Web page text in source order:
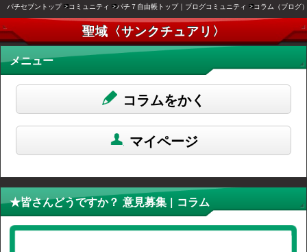
パチセブントップ コミュニティ パチ７自由帳トップ｜ブログコミュニティ コラム（ブログ
聖域〈サンクチュアリ〉
メニュー
コラムをかく
マイページ
★皆さんどうですか？ 意見募集 | コラム